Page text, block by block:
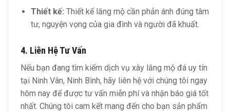
Thiết kế: Thiết kế lăng mộ cần phản ánh đúng tâm
tư, nguyện vọng của gia đình và người đã khuất.
4. Liên Hệ Tư Vấn
Nếu bạn đang tìm kiếm dịch vụ xây lăng mộ đá uy tín
tại Ninh Vân, Ninh Bình, hãy liên hệ với chúng tôi ngay
hôm nay để được tư vấn miễn phí và nhận báo giá tốt
nhất. Chúng tôi cam kết mang đến cho bạn sản phẩm